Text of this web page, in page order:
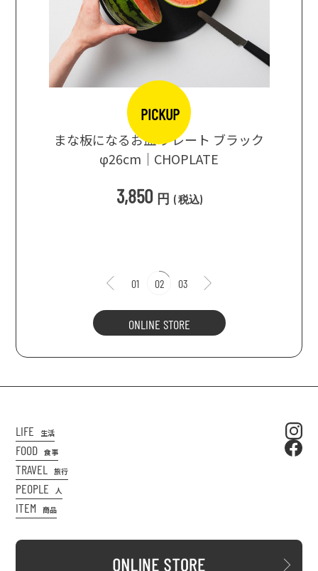
PICKUP
まな板になるお皿 プレート ブラック
φ26cm｜CHOPLATE
3,850 円 (税込)
01 02 03
ONLINE STORE
LIFE 生活
FOOD 食事
TRAVEL 旅行
PEOPLE 人
ITEM 商品